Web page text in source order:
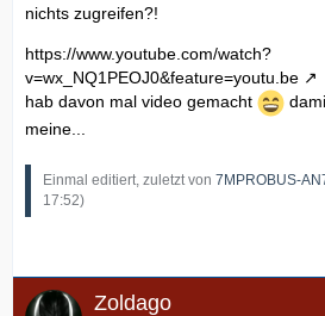
nichts zugreifen?!
https://www.youtube.com/watch?
v=wx_NQ1PEOJ0&feature=youtu.be
hab davon mal video gemacht
meine...
Einmal editiert, zuletzt von 7MPROBUS-
17:52)
Zoldago